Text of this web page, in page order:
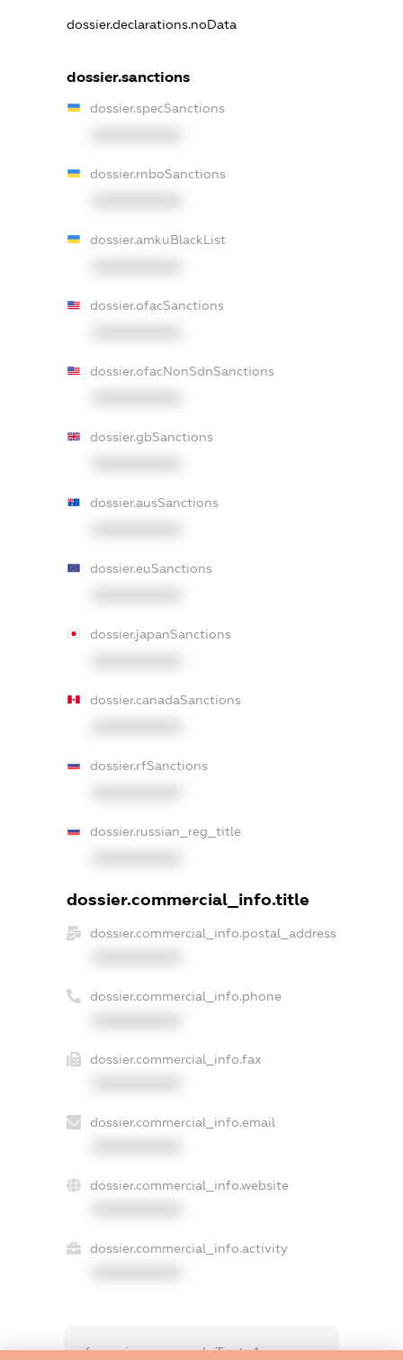
dossier.declarations.noData
dossier.sanctions
dossier.specSanctions
dossier.rnboSanctions
dossier.amkuBlackList
dossier.ofacSanctions
dossier.ofacNonSdnSanctions
dossier.gbSanctions
dossier.ausSanctions
dossier.euSanctions
dossier.japanSanctions
dossier.canadaSanctions
dossier.rfSanctions
dossier.russian_reg_title
dossier.commercial_info.title
dossier.commercial_info.postal_address
dossier.commercial_info.phone
dossier.commercial_info.fax
dossier.commercial_info.email
dossier.commercial_info.website
dossier.commercial_info.activity
freemium.exampleText_1